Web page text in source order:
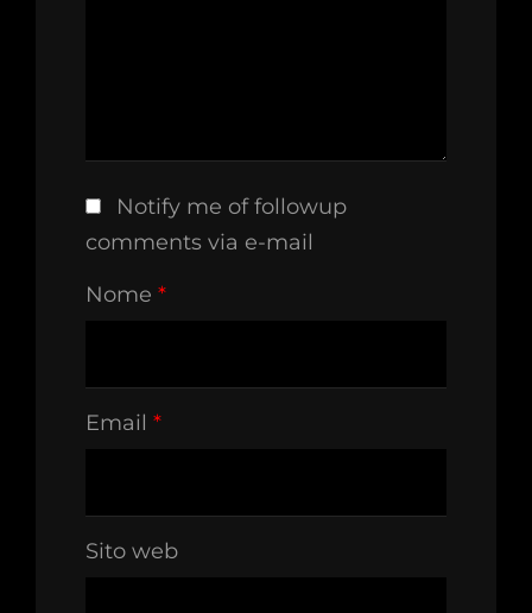
Notify me of followup
comments via e-mail
Nome *
Email *
Sito web